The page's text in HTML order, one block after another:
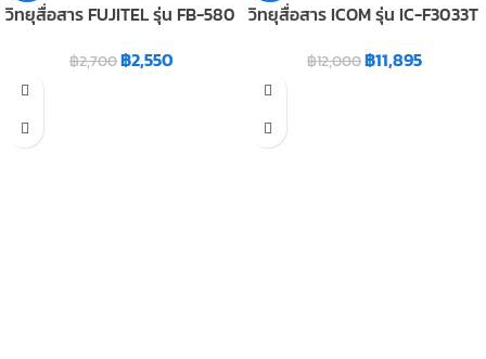
วิทยุสื่อสาร FUJITEL รุ่น FB-580
฿2,700฿2,550
วิทยุสื่อสาร ICOM รุ่น IC-F3033T
฿12,000฿11,895